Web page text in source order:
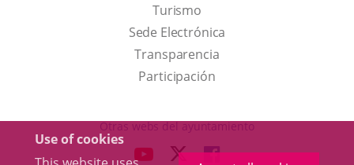
Use of cookies
TurismoThis
link
will
open
a
Sede Electrónica
Transparencia
Participación
Otras webs del ayuntamiento
LINK LINKLINK